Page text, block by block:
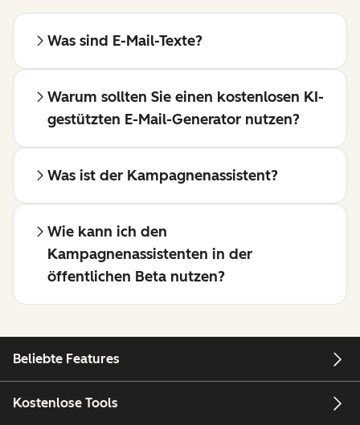
Was sind E-Mail-Texte?
Warum sollten Sie einen kostenlosen KI-
gestützten E-Mail-Generator nutzen?
Was ist der Kampagnenassistent?
Wie kann ich den
Kampagnenassistenten in der
öffentlichen Beta nutzen?
Beliebte Features
Kostenlose Tools